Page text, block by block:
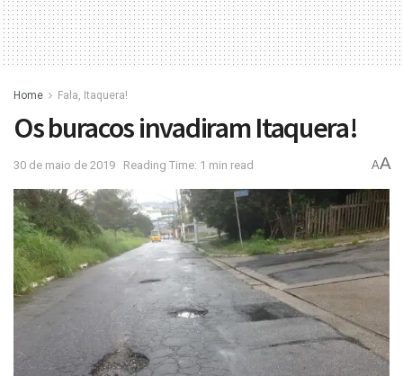
Home Fala, Itaquera!
Os buracos invadiram Itaquera!
30 de maio de 2019 Reading Time: 1 min read AA